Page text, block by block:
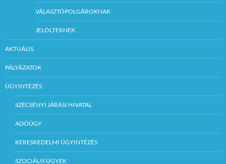
VÁLASZTÓPOLGÁROKNAK
JELÖLTEKNEK
AKTUÁLIS
PÁLYÁZATOK
ÜGYINTÉZÉS
SZÉCSÉNYI JÁRÁSI HIVATAL
ADÓÜGY
KERESKEDELMI ÜGYINTÉZÉS
SZOCIÁLIS ÜGYEK